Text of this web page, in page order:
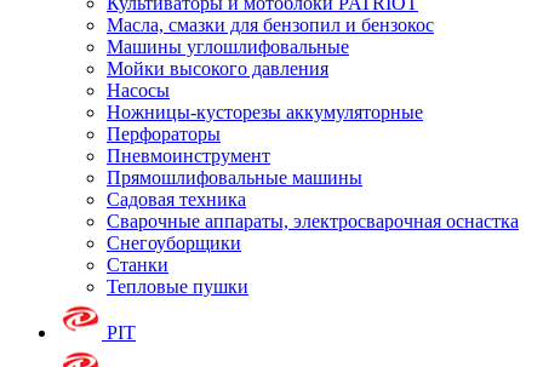
Масла, смазки для бензопил и бензокос
Машины углошлифовальные
Мойки высокого давления
Насосы
Ножницы-кусторезы аккумуляторные
Перфораторы
Пневмоинструмент
Прямошлифовальные машины
Садовая техника
Сварочные аппараты, электросварочная оснастка
Снегоуборщики
Станки
Тепловые пушки
PIT